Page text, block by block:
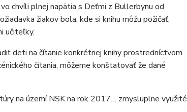
chvíli plnej napätia s Deťmi z Bullerbynu od
žiakov bola, kde si knihu môžu požičať,
učiteľky.
deti na čítanie konkrétnej knihy prostredníctvom
čítania, môžeme konštatovať že dané
na území NSK na rok 2017… zmysluplne využité